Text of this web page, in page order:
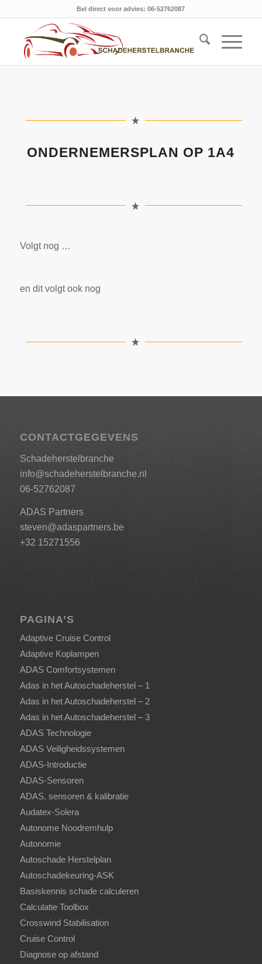
Bel direct voor advies: 06-52762087
ONDERNEMERSPLAN OP 1A4
Volgt nog …
en dit volgt ook nog
CONTACTGEGEVENS
Schadeherstelbranche
info@schadeherstelbranche.nl
06-52762087
ADAS Partners
steven@adaspartners.be
+32 15271556
PAGINA’S
Adaptive Cruise Control
Adaptive Koplampen
ADAS Comfortsystemen
Adas in het Autoschadeherstel – 1
Adas in het Autoschadeherstel – 2
Adas in het Autoschadeherstel – 3
ADAS Technologie
ADAS Veiligheidssystemen
ADAS-Introductie
ADAS-Sensoren
ADAS, sensoren & kalibratie
Audatex-Solera
Autonome Noodremhulp
Autonomie
Autoschade Herstelplan
Autoschadekeuring-ASK
Basiskennis schade calculeren
Calculatie Toolbox
Crosswind Stabilisation
Cruise Control
Diagnose op afstand